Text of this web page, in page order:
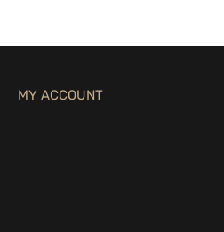
MY ACCOUNT